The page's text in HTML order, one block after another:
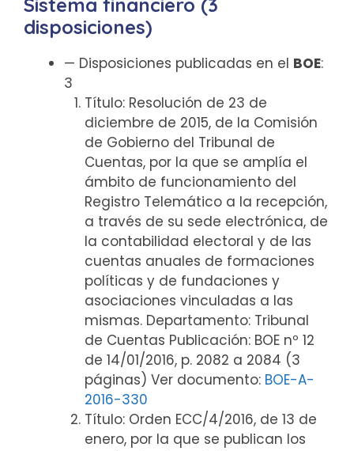
Sistema financiero (3
disposiciones)
— Disposiciones publicadas en el BOE:
3
Título: Resolución de 23 de
diciembre de 2015, de la Comisión
de Gobierno del Tribunal de
Cuentas, por la que se amplía el
ámbito de funcionamiento del
Registro Telemático a la recepción,
a través de su sede electrónica, de
la contabilidad electoral y de las
cuentas anuales de formaciones
políticas y de fundaciones y
asociaciones vinculadas a las
mismas. Departamento: Tribunal
de Cuentas Publicación: BOE nº 12
de 14/01/2016, p. 2082 a 2084 (3
páginas) Ver documento: BOE-A-
2016-330
Título: Orden ECC/4/2016, de 13 de
enero, por la que se publican los